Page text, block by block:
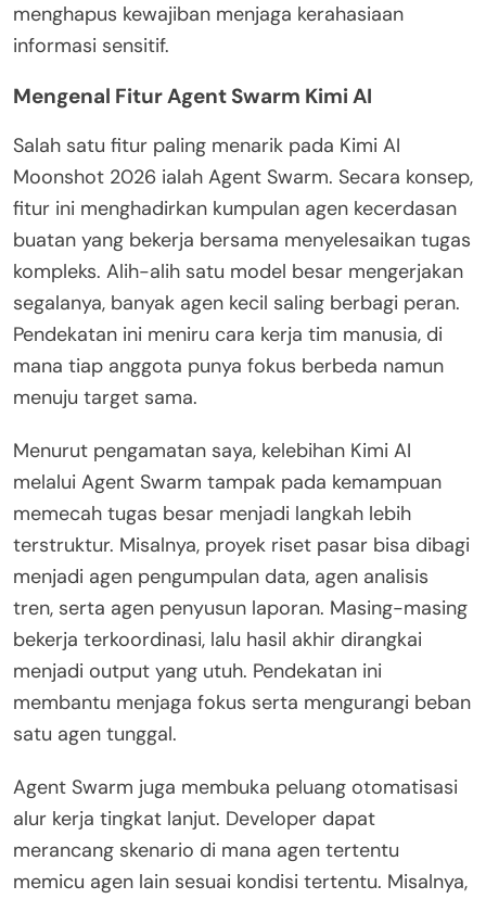
menghapus kewajiban menjaga kerahasiaan
informasi sensitif.
Mengenal Fitur Agent Swarm Kimi AI
Salah satu fitur paling menarik pada Kimi AI
Moonshot 2026 ialah Agent Swarm. Secara konsep,
fitur ini menghadirkan kumpulan agen kecerdasan
buatan yang bekerja bersama menyelesaikan tugas
kompleks. Alih-alih satu model besar mengerjakan
segalanya, banyak agen kecil saling berbagi peran.
Pendekatan ini meniru cara kerja tim manusia, di
mana tiap anggota punya fokus berbeda namun
menuju target sama.
Menurut pengamatan saya, kelebihan Kimi AI
melalui Agent Swarm tampak pada kemampuan
memecah tugas besar menjadi langkah lebih
terstruktur. Misalnya, proyek riset pasar bisa dibagi
menjadi agen pengumpulan data, agen analisis
tren, serta agen penyusun laporan. Masing-masing
bekerja terkoordinasi, lalu hasil akhir dirangkai
menjadi output yang utuh. Pendekatan ini
membantu menjaga fokus serta mengurangi beban
satu agen tunggal.
Agent Swarm juga membuka peluang otomatisasi
alur kerja tingkat lanjut. Developer dapat
merancang skenario di mana agen tertentu
memicu agen lain sesuai kondisi tertentu. Misalnya,